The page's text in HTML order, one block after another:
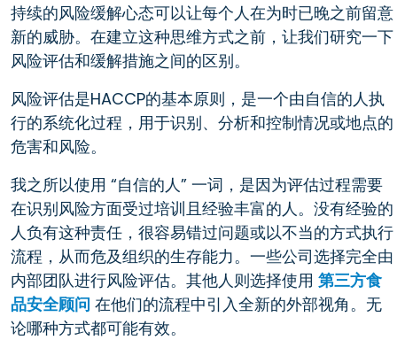
持续的风险缓解心态可以让每个人在为时已晚之前留意
新的威胁。在建立这种思维方式之前，让我们研究一下
风险评估和缓解措施之间的区别。
风险评估是HACCP的基本原则，是一个由自信的人执
行的系统化过程，用于识别、分析和控制情况或地点的
危害和风险。
我之所以使用 “自信的人” 一词，是因为评估过程需要
在识别风险方面受过培训且经验丰富的人。没有经验的
人负有这种责任，很容易错过问题或以不当的方式执行
流程，从而危及组织的生存能力。一些公司选择完全由
内部团队进行风险评估。其他人则选择使用 第三方食
品安全顾问 在他们的流程中引入全新的外部视角。无
论哪种方式都可能有效。